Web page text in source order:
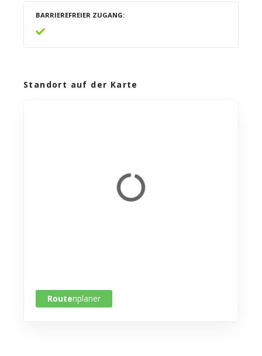
BARRIEREFREIER ZUGANG
Standort auf der Karte
Routenplaner